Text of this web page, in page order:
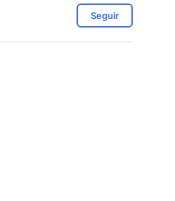
Seguir